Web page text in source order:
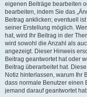
eigenen Beiträge bearbeiten
bearbeiten, indem Sie das
Beitrag anklicken; eventuell
seiner Erstellung möglich.
hat, wird Ihr Beitrag in der
wird sowohl die Anzahl als
angezeigt. Dieser Hinweis
Beitrag geantwortet hat oder
Beitrag überarbeitet hat.
Notiz hinterlassen, warum Ihr
dass normale Benutzer einen
jemand darauf geantwortet